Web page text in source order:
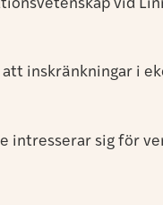
vid
inskränkningar i
sig för